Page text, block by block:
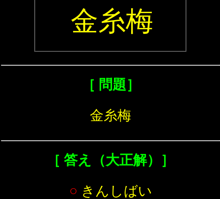
金糸梅
［ 問題］
金糸梅
［ 答え（大正解）］
○ きんしばい